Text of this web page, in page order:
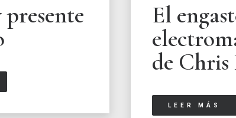
presente
El
de Chris
LEER MÁS